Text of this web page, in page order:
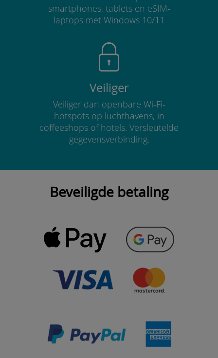
smartphones, tablets en eSIM-
laptops met Windows 10/11
Veiliger
Veiliger dan openbare Wi-Fi-
hotspots op luchthavens, in
coffeeshops of hotels. Versleutelde
gegevensverbinding.
Beveiligde betaling